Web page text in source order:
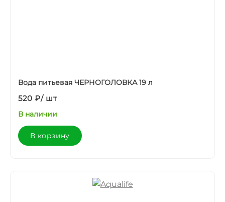
Вода питьевая ЧЕРНОГОЛОВКА 19 л
520 ₽/ шт
В наличии
В корзину